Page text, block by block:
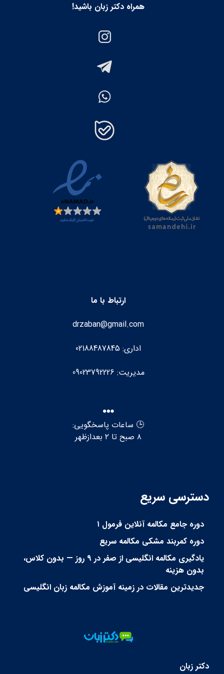
همراه دکتر زبان باشید!
ارتباط با ما
drzaban@gmail.com
اداری: 02188487845
مدیریت: 09023792226
🕒 ساعات پاسخگویی:
۸ صبح تا ۲ بعدازظهر
دسترسی سریع
دوره جامع مکالمه آنلاین فرمول ۱
دوره کمربند مشکی مکالمه سریع
یادگیری مکالمه انگلیسی از صفر در ۹ روز — بدون کلاس،
بدون هزینه
جدیدترین مقالات در زمینه آموزش مکالمه زبان انگلیسی
دکتر زبان